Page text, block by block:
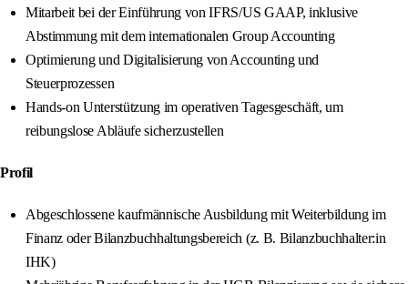
Mitarbeit bei der Einführung von IFRS/US GAAP, inklusive
Abstimmung mit dem internationalen Group Accounting
Optimierung und Digitalisierung von Accounting und
Steuerprozessen
Hands-on Unterstützung im operativen Tagesgeschäft, um
reibungslose Abläufe sicherzustellen
Profil
Abgeschlossene kaufmännische Ausbildung mit Weiterbildung im
Finanz oder Bilanzbuchhaltungsbereich (z. B. Bilanzbuchhalter:in
IHK)